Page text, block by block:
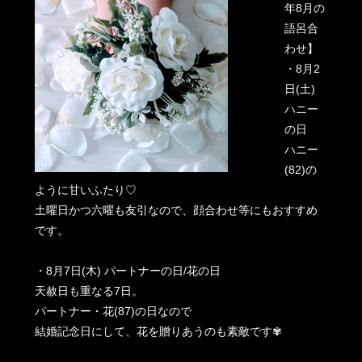
年8月の
語呂合
わせ】
・8月2
日(土)
ハニー
の日
ハニー
(82)の
ように甘いふたり♡
土曜日かつ六曜も友引なので、顔合わせ等にもおすすめ
です。
・8月7日(木) パートナーの日/花の日
天赦日も重なる7日。
パートナー・花(87)の日なので
結婚記念日にして、花を贈りあうのも素敵です✾